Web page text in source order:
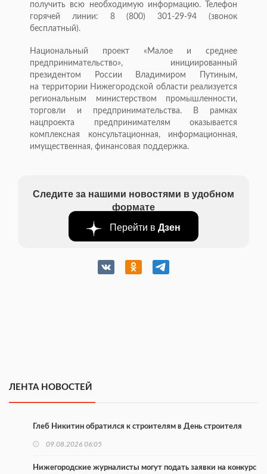
получить всю необходимую информацию. Телефон
горячей линии: 8 (800) 301-29-94 (звонок
бесплатный).
Национальный проект «Малое и среднее
предпринимательство», инициированный
президентом России Владимиром Путиным,
на территории Нижегородской области реализуется
региональным министерством промышленности,
торговли и предпринимательства. В рамках
нацпроекта предпринимателям оказывается
комплексная консультационная, информационная,
имущественная, финансовая поддержка.
Следите за нашими новостями в удобном
формате
Перейти в Дзен
ЛЕНТА НОВОСТЕЙ
Глеб Никитин обратился к строителям в День строителя
09.08.2026 06:05
Нижегородские журналисты могут подать заявки на конкурс